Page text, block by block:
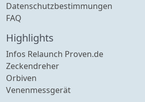
Datenschutzbestimmungen
FAQ
Highlights
Infos Relaunch Proven.de
Zeckendreher
Orbiven
Venenmessgerät